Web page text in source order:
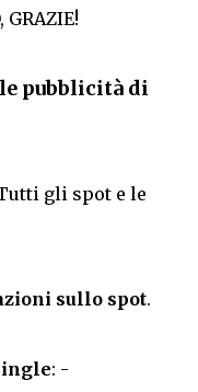
GRAZIE!
pubblicità di
gli spot e le
sullo spot.
: -